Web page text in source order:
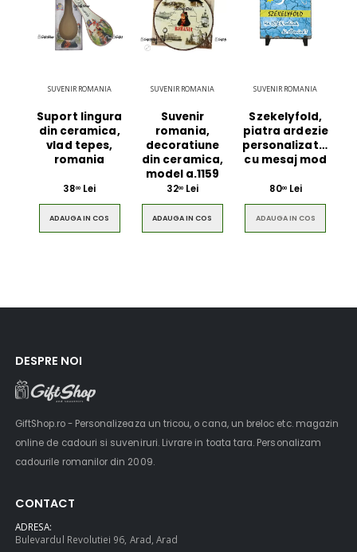
SUVENIR ROMANIA
Suport lingura
din ceramica,
vlad tepes,
romania
3800 Lei
ADAUGA IN COS
SUVENIR ROMANIA
Suvenir
romania,
decoratiune
din ceramica,
model a.1159
3200Lei
ADAUGA IN COS
SUVENIR ROMANIA
Szekelyfold,
piatra ardezie
personalizata,
cu mesaj mod
8000Lei
ADAUGA IN COS
DESPRE NOI
GiftShop.ro - Personalizeaza un tricou, o cana, un breloc etc. magazin
online de cadouri si suveniruri. Livrare in toata tara. Personalizam
cadourile romanilor din 2009.
CONTACT
ADRESA:
Bulevardul Revolutiei 96, Arad, Arad